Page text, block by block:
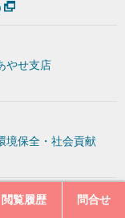
閲覧履歴 問合せ
やせ支店
境保全・社会貢献